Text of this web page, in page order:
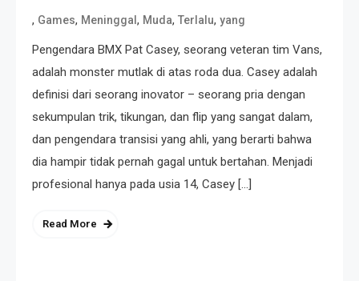
, Games, Meninggal , Muda, Terlalu, yang
Pengendara BMX Pat Casey, seorang veteran tim Vans,
adalah monster mutlak di atas roda dua. Casey adalah
definisi dari seorang inovator – seorang pria dengan
sekumpulan trik, tikungan, dan flip yang sangat dalam,
dan pengendara transisi yang ahli, yang berarti bahwa
dia hampir tidak pernah gagal untuk bertahan. Menjadi
profesional hanya pada usia 14, Casey […]
Read More